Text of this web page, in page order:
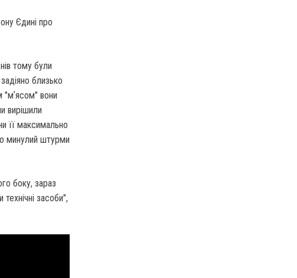
Єдині про
тому були
близько
"мʼясом" вони
вирішили
її максимально
минулий штурми
боку, зараз
засоби",